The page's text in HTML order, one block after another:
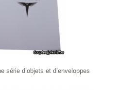
série d’objets et d’enveloppes